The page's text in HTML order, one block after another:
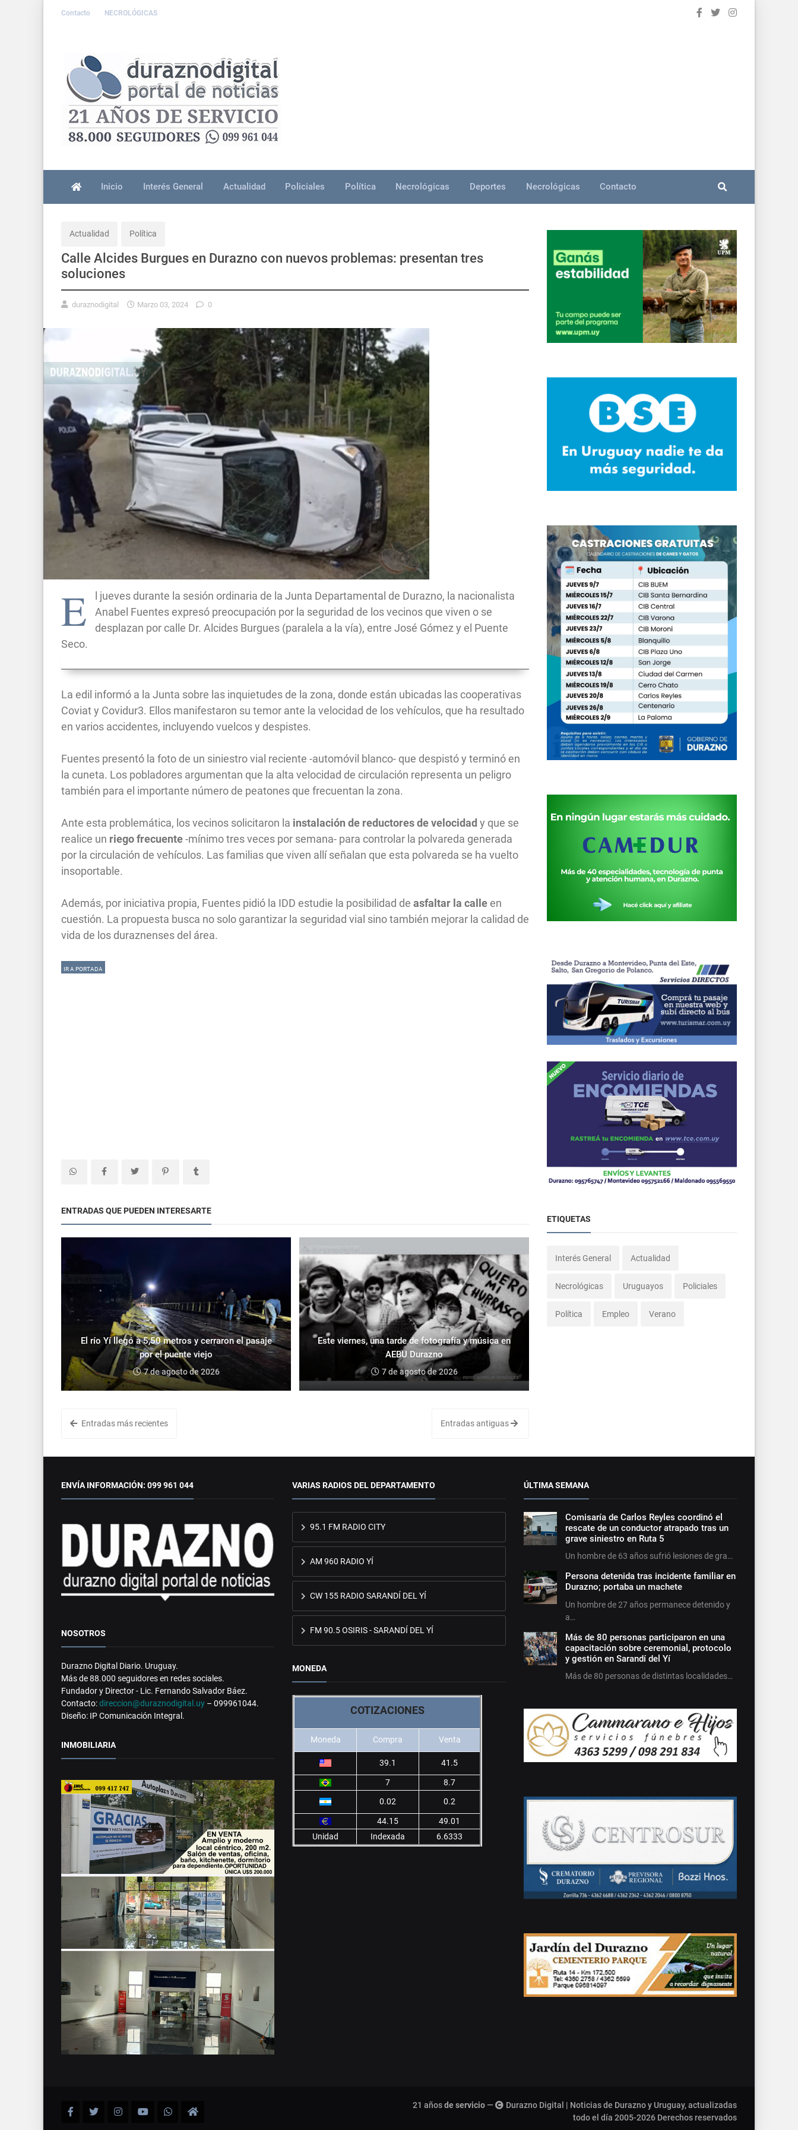
Contacto NECROLÓGICAS
Inicio Interés General Actualidad Policiales Política Necrológicas Deportes Necrológicas Contacto
Actualidad Política
Calle Alcides Burgues en Durazno con nuevos problemas: presentan tres
soluciones
duraznodigital Marzo 03, 2024 0
E
l jueves durante la sesión ordinaria de la Junta Departamental de Durazno, la nacionalista
Anabel Fuentes expresó preocupación por la seguridad de los vecinos que viven o se
desplazan por calle Dr. Alcides Burgues (paralela a la vía), entre José Gómez y el Puente
Seco.
La edil informó a la Junta sobre las inquietudes de la zona, donde están ubicadas las cooperativas
Coviat y Covidur3. Ellos manifestaron su temor ante la velocidad de los vehículos, que ha resultado
en varios accidentes, incluyendo vuelcos y despistes.
Fuentes presentó la foto de un siniestro vial reciente -automóvil blanco- que despistó y terminó en
la cuneta. Los pobladores argumentan que la alta velocidad de circulación representa un peligro
también para el importante número de peatones que frecuentan la zona.
Ante esta problemática, los vecinos solicitaron la instalación de reductores de velocidad y que se
realice un riego frecuente-mínimo tres veces por semana- para controlar la polvareda generada
por la circulación de vehículos. Las familias que viven allí señalan que esta polvareda se ha vuelto
insoportable.
Además, por iniciativa propia, Fuentes pidió la IDD estudie la posibilidad de asfaltar la calle en
cuestión. La propuesta busca no solo garantizar la seguridad vial sino también mejorar la calidad de
vida de los duraznenses del área.
IR A PORTADA
ENTRADAS QUE PUEDEN INTERESARTE
El río Yí llegó a 5,50 metros y cerraron el pasaje
por el puente viejo
7 de agosto de 2026
Este viernes, una tarde de fotografía y música en
AEBU Durazno
7 de agosto de 2026
Entradas más recientes Entradas antiguas
ETIQUETAS
Interés General Actualidad
Necrológicas Uruguayos Policiales
Política Empleo Verano
ENVÍA INFORMACIÓN: 099 961 044
NOSOTROS
Durazno Digital Diario. Uruguay.
Más de 88.000 seguidores en redes sociales.
Fundador y Director - Lic. Fernando Salvador Báez.
Contacto:direccion@duraznodigital.uy – 099961044.
Diseño: IP Comunicación Integral.
INMOBILIARIA
VARIAS RADIOS DEL DEPARTAMENTO
95.1 FM RADIO CITY
AM 960 RADIO YÍ
CW 155 RADIO SARANDÍ DEL YÍ
FM 90.5 OSIRIS - SARANDÍ DEL YÍ
MONEDA
COTIZACIONES
Moneda Compra Venta
39.1 41.5
7
8.7
0.02
0.2
44.15
49.01
Unidad
Indexada 6.6333
ÚLTIMA SEMANA
Comisaría de Carlos Reyles coordinó el
rescate de un conductor atrapado tras un
grave siniestro en Ruta 5
Un hombre de 63 años sufrió lesiones de gra…
Persona detenida tras incidente familiar en
Durazno; portaba un machete
Un hombre de 27 años permanece detenido y
a…
Más de 80 personas participaron en una
capacitación sobre ceremonial, protocolo
y gestión en Sarandí del Yí
Más de 80 personas de distintas localidades…
21 añosde servicio —
Durazno Digital | Noticias de Durazno y Uruguay, actualizadas
todo el día 2005-2026 Derechos reservados